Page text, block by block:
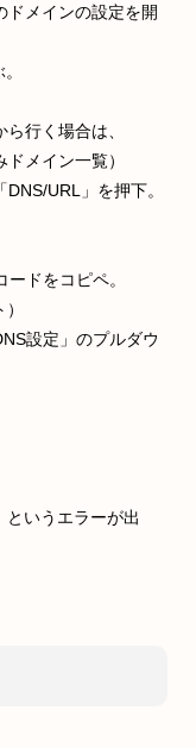
ドメインの設定を開
行く場合は、
メイン一覧）
URL」を押下。
ドをコピペ。
設定」のプルダウ
というエラーが出